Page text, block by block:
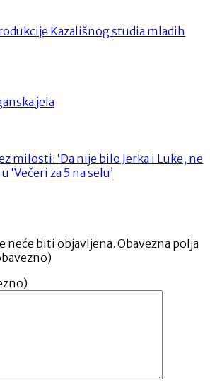
Kazališnog studia mladih
jela
milosti: ‘Da nije bilo Jerka i Luke, ne
‘Večeri za 5 na selu’
neće biti objavljena. Obavezna polja